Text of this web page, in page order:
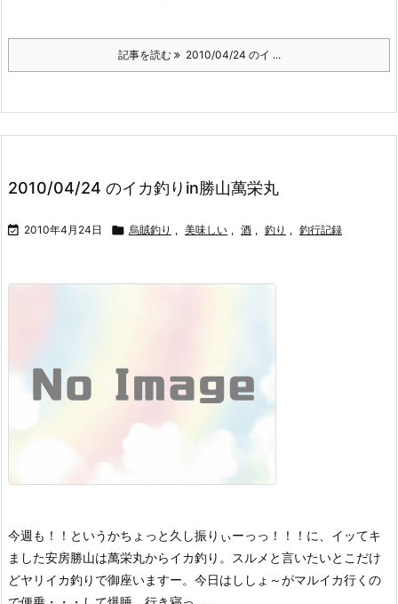
記事を読む 2010/04/24 のイ ...
2010/04/24 のイカ釣りin勝山萬栄丸
 2010年4月24日  烏賊釣り , 美味しい , 酒 , 釣り , 釣行記録
今週も！！というかちょっと久し振りぃーっっ！！！に、イッてキ
ました安房勝山は萬栄丸からイカ釣り。スルメと言いたいとこだけ
どヤリイカ釣りで御座いますー。 今日はししょ～がマルイカ行くの